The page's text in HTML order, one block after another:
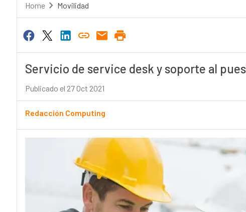
Home Movilidad
Servicio de service desk y soporte al
Publicado el 27 Oct 2021
Redacción Computing